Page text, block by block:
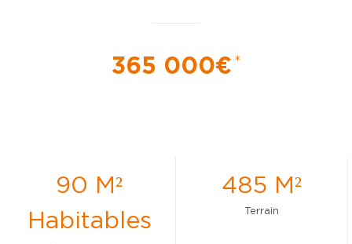
365 000€ *
90 M²
Habitables
485 M²
Terrain